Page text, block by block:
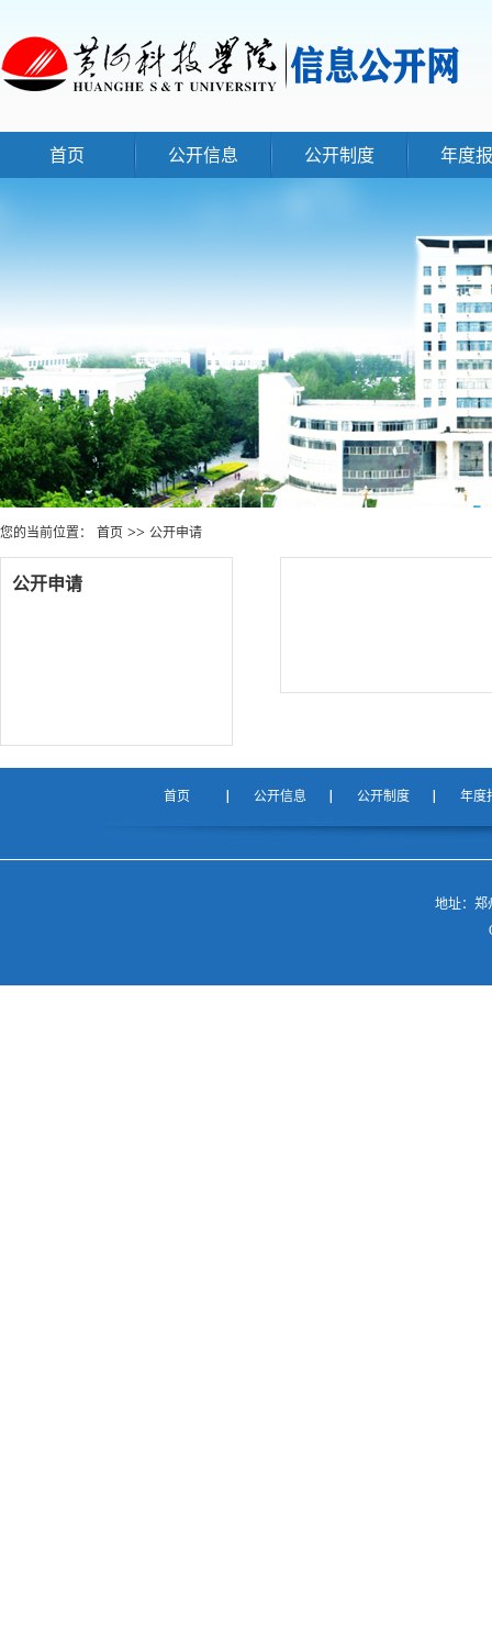
首页 公开信息 公开制度 年度
您的当前位置： 首页 >> 公开申请
公开申请
首页 公开信息 公开制度 年度
地址：郑